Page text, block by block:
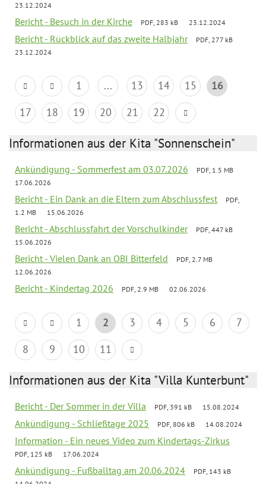
23.12.2024
Bericht - Besuch in der Kirche PDF, 283 kB 23.12.2024
Bericht - Rückblick auf das zweite Halbjahr
PDF, 277 kB
23.12.2024
1 ... 13 14 15
16
17
18 19 20 21 22
Informationen aus der Kita "Sonnenschein"
Ankündigung - Sommerfest am 03.07.2026
PDF, 1.5 MB
17.06.2026
Bericht - Ein Dank an die Eltern zum Abschlussfest
PDF,
1.2 MB
15.06.2026
Bericht - Abschlussfahrt der Vorschulkinder
PDF, 447 kB
15.06.2026
Bericht - Vielen Dank an OBI Bitterfeld
PDF, 2.7 MB
12.06.2026
Bericht - Kindertag 2026 PDF, 2.9 MB 02.06.2026
1 2 3 4 5 6
7
8
9 10 11
Informationen aus der Kita "Villa Kunterbunt"
Bericht - Der Sommer in der Villa PDF, 391 kB 15.08.2024
Ankündigung - Schließtage 2025 PDF, 806 kB 14.08.2024
Information - Ein neues Video zum Kindertags-Zirkus
PDF, 125 kB 17.06.2024
Ankündigung - Fußballtag am 20.06.2024
PDF, 143 kB